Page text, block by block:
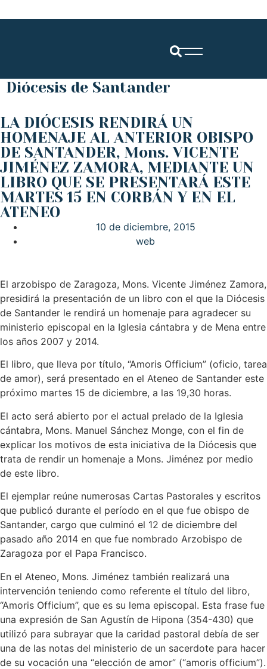
Diócesis de Santander
LA DIÓCESIS RENDIRÁ UN
HOMENAJE AL ANTERIOR OBISPO
DE SANTANDER, Mons. VICENTE
JIMÉNEZ ZAMORA, MEDIANTE UN
LIBRO QUE SE PRESENTARÁ ESTE
MARTES 15 EN CORBÁN Y EN EL
ATENEO
10 de diciembre, 2015
web
El arzobispo de Zaragoza, Mons. Vicente Jiménez Zamora,
presidirá la presentación de un libro con el que la Diócesis
de Santander le rendirá un homenaje para agradecer su
ministerio episcopal en la Iglesia cántabra y de Mena entre
los años 2007 y 2014.
El libro, que lleva por título, “Amoris Officium” (oficio, tarea
de amor), será presentado en el Ateneo de Santander este
próximo martes 15 de diciembre, a las 19,30 horas.
El acto será abierto por el actual prelado de la Iglesia
cántabra, Mons. Manuel Sánchez Monge, con el fin de
explicar los motivos de esta iniciativa de la Diócesis que
trata de rendir un homenaje a Mons. Jiménez por medio
de este libro.
El ejemplar reúne numerosas Cartas Pastorales y escritos
que publicó durante el período en el que fue obispo de
Santander, cargo que culminó el 12 de diciembre del
pasado año 2014 en que fue nombrado Arzobispo de
Zaragoza por el Papa Francisco.
En el Ateneo, Mons. Jiménez también realizará una
intervención teniendo como referente el título del libro,
“Amoris Officium”, que es su lema episcopal. Esta frase fue
una expresión de San Agustín de Hipona (354-430) que
utilizó para subrayar que la caridad pastoral debía de ser
una de las notas del ministerio de un sacerdote para hacer
de su vocación una “elección de amor” (“amoris officium”).